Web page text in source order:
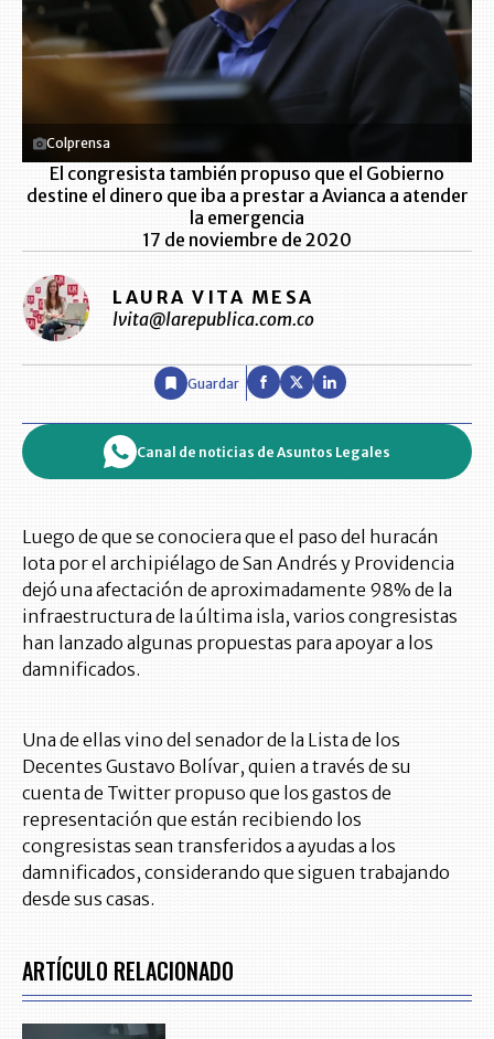
Colprensa
El congresista también propuso que el Gobierno
destine el dinero que iba a prestar a Avianca a atender
la emergencia
17 de noviembre de 2020
LAURA VITA MESA
lvita@larepublica.com.co
Guardar
Canal de noticias de Asuntos Legales
Luego de que se conociera que el paso del huracán
Iota por el archipiélago de San Andrés y Providencia
dejó una afectación de aproximadamente 98% de la
infraestructura de la última isla, varios congresistas
han lanzado algunas propuestas para apoyar a los
damnificados.
Una de ellas vino del senador de la Lista de los
Decentes Gustavo Bolívar, quien a través de su
cuenta de Twitter propuso que los gastos de
representación que están recibiendo los
congresistas sean transferidos a ayudas a los
damnificados, considerando que siguen trabajando
desde sus casas.
ARTÍCULO RELACIONADO